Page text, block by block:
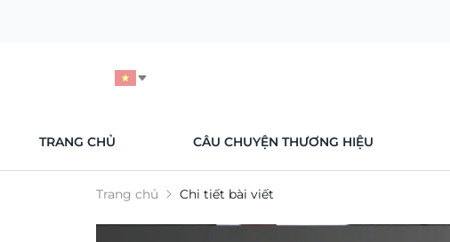
TRANG CHỦ CÂU CHUYỆN THƯƠNG HIỆU
Trang chủ Chi tiết bài viết